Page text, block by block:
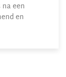
een
en